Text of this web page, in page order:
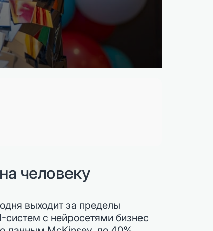
человеку
выходит за пределы
систем с нейросетями бизнес